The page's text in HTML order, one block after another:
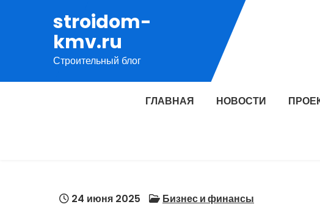
содержимому
stroidom-
kmv.ru
Строительный блог
ГЛАВНАЯ НОВОСТИ
24 июня 2025 Бизнес и финансы